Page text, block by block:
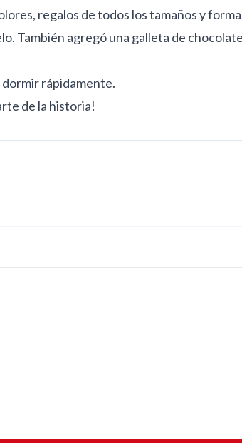
regalos de todos los tamaños y
También agregó una galleta de
dormir rápidamente.
de la historia!